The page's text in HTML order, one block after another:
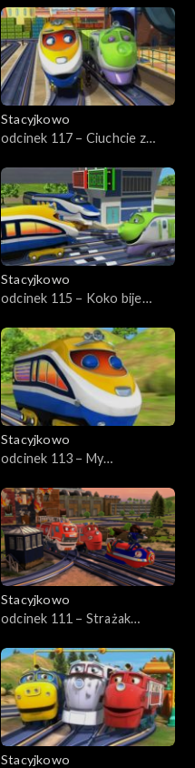
Stacyjkowo
odcinek 117 – Ciuchcie z
Stacyjkowo
odcinek 115 – Koko bije
Stacyjkowo
odcinek 113 – My
Stacyjkowo
odcinek 111 – Strażak
Stacyjkowo